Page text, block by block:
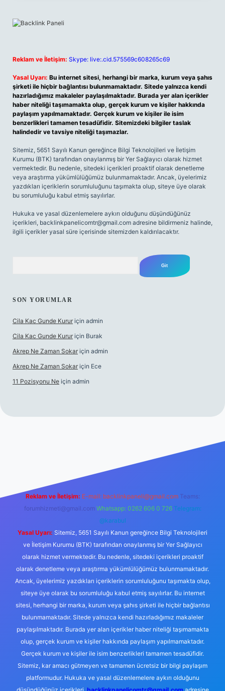
Reklam ve İletişim: Skype: live:.cid.575569c608265c69
Yasal Uyarı: Bu internet sitesi, herhangi bir marka, kurum veya şahıs
şirketi ile hiçbir bağlantısı bulunmamaktadır. Sitede yalnızca kendi
hazırladığımız makaleler paylaşılmaktadır. Burada yer alan içerikler
haber niteliği taşımamakta olup, gerçek kurum ve kişiler hakkında
paylaşım yapılmamaktadır. Gerçek kurum ve kişiler ile isim
benzerlikleri tamamen tesadüfidir. Sitemizdeki bilgiler taslak
halindedir ve tavsiye niteliği taşımazlar.
Sitemiz, 5651 Sayılı Kanun gereğince Bilgi Teknolojileri ve İletişim
Kurumu (BTK) tarafından onaylanmış bir Yer Sağlayıcı olarak hizmet
vermektedir. Bu nedenle, sitedeki içerikleri proaktif olarak denetleme
veya araştırma yükümlülüğümüz bulunmamaktadır. Ancak, üyelerimiz
yazdıkları içeriklerin sorumluluğunu taşımakta olup, siteye üye olarak
bu sorumluluğu kabul etmiş sayılırlar.
Hukuka ve yasal düzenlemelere aykırı olduğunu düşündüğünüz
içerikleri, backlinkpanelicomtr@gmail.com adresine bildirmeniz halinde,
ilgili içerikler yasal süre içerisinde sitemizden kaldırılacaktır.
SON YORUMLAR
Cila Kac Gunde Kurur için admin
Cila Kac Gunde Kurur için Burak
Akrep Ne Zaman Sokar için admin
Akrep Ne Zaman Sokar için Ece
11 Pozisyonu Ne için admin
Reklam ve İletişim: E-mail: backlinkpaneli@gmail.com Teams:
forumhizmeti@gmail.com Whatsapp: 0262 606 0 726 Telegram:
@karabul
Yasal Uyarı: Sitemiz, 5651 Sayılı Kanun gereğince Bilgi Teknolojileri
ve İletişim Kurumu (BTK) tarafından onaylanmış bir Yer Sağlayıcı
olarak hizmet vermektedir. Bu nedenle, sitedeki içerikleri proaktif
olarak denetleme veya araştırma yükümlülüğümüz bulunmamaktadır.
Ancak, üyelerimiz yazdıkları içeriklerin sorumluluğunu taşımakta olup,
siteye üye olarak bu sorumluluğu kabul etmiş sayılırlar. Bu internet
sitesi, herhangi bir marka, kurum veya şahıs şirketi ile hiçbir bağlantısı
bulunmamaktadır. Sitede yalnızca kendi hazırladığımız makaleler
paylaşılmaktadır. Burada yer alan içerikler haber niteliği taşımamakta
olup, gerçek kurum ve kişiler hakkında paylaşım yapılmamaktadır.
Gerçek kurum ve kişiler ile isim benzerlikleri tamamen tesadüfidir.
Sitemiz, kar amacı gütmeyen ve tamamen ücretsiz bir bilgi paylaşım
platformudur. Hukuka ve yasal düzenlemelere aykırı olduğunu